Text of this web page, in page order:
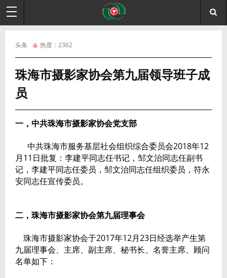
头条 热度： 2362
珠海市摄影家协会第九届领导班子成
员
一，中共珠海市摄影家协会党支部
中共珠海市服务基层社会组织综合委员会2018年12
月11日批复：李建平同志任书记，邹文治同志任副书
记， 李建平同志任委员，邹文治同志任组织委员， 符永
安同志任宣传委员。
二，珠海市摄影家协会第九届理事会
珠海市摄影家协会于2017年12月23日经选举产生第
九届理事会、主席、副主席、秘书长、名誉主席、顾问
名单如下：